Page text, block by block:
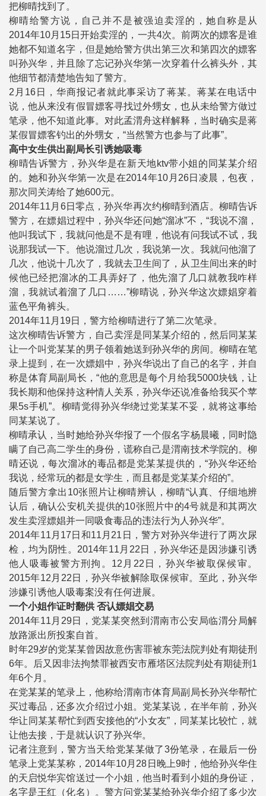
把柳晴找到了。
柳晴给警方说，自己并不是被强迫卖淫的，她自称是从
2014年10月15日开始卖淫的，一共4次。前两次的嫖客是谁
她都不知道名字，但是她给警方供出第三次和第四次的嫖客
叫孙兴华，并且除了忘记孙兴华第一次穿着什么裤头外，其
他细节都清楚地告知了警方。
2月16日，华商报记者就此事采访了蒋某。蒋某在电话中
说，他从来没有假冒嫖客寻找过外甥女，也从未给警方做过
笔录，他不知道此事。对此孟渭舟这样解释，当时确实是蒋
某假冒嫖客钓出的外甥女，“当然警方也参与了此事”。
高中女生供出副局长引诱她吸毒
柳晴告诉警方，孙兴华是在新天地ktv带小姐的同某某介绍
的。她和孙兴华第一次是在2014年10月26日凌晨，包夜，
那次同关涛给了她600元。
2014年11月6日零点，孙兴华再次约柳晴到酒店。柳晴告诉
警方，在嫖娼过程中，孙兴华还问她“溜冰”不，“我说不溜，
他叫我试下，我就问他是不是有哩，他说有问我试不试，我
说那我试一下。他说溜过几次，我说第一次。我就问他溜了
几次，他说十几次了，我就去卫生间了，从卫生间出来的时
候他已经把溜冰的工具弄好了，他先溜了几口就教我咋样
溜，我就试着溜了几口……”柳晴说，孙兴华这次嫖娼穿着
蓝色平角裤头。
2014年11月19日，警方给柳晴进行了第二次笔录。
这次柳晴告诉警方，自己卖淫是同某某介绍的，然后同某某
让一个叫党某某的男子领着她送到孙兴华的房间。柳晴在笔
录上提到，在一次嫖娼中，孙兴华说出了自己的名字，并自
称是体育局副局长，“他的意思是每个月给我5000块钱，让
我长期和他保持这种情人关系，孙兴华还说准备给我买个苹
果5s手机”。柳晴觉得孙兴华绕过党某某不妥，就将这事给
同某某说了。
柳晴承认，当时她给孙兴华报了一个假名字杨晨曦，同时隐
瞒了自己高二学生的身份，谎称自己是渭南技术学院的。柳
晴还说，每次溜冰的毒品都是党某某提供的，“孙兴华还给
我说，经常玩的都是女学生，而且都是党某某介绍的”。
随后警方拿出10张照片让柳晴辨认，柳晴“认真、仔细地辨
认后，确认公安机关提供的10张照片中的4号就是和其两次
发生卖淫嫖娼并一同吸食毒品的违法行为人孙兴华”。
2014年11月17日和11月21日，警方对孙兴华进行了两次尿
检，均为阴性。2014年11月22日，孙兴华还是因涉嫌引诱
他人吸毒被警方刑拘。12月22日，孙兴华被取保候审。
2015年12月22日，孙兴华被解除取保候审。至此，孙兴华
涉嫌引诱他人吸毒案没有任何进展。
一个小姐作证时翻供 否认嫖娼交易
2014年11月29日，党某某突然到渭南市公安局临渭分局解
放路派出所投案自首。
时年29岁的党某某曾因故意伤害罪被东莞法院判处有期徒刑
6年。后又因非法拘禁罪被西安市雁塔区法院判处有期徒刑1
年6个月。
在党某某的笔录上，他称给渭南市体育局副局长孙兴华帮忙
买过毒品，还多次介绍过小姐。党某某说，在半年前，孙兴
华让同某某帮忙到西安接他的“小女友”，同某某比较忙，就
让他去接，于是就认识了孙兴华。
记者注意到，警方当天给党某某做了3份笔录，在最后一份
笔录上党某某称，2014年10月28日晚上9时，他给孙兴华住
的天启悦华宾馆送过一个小姐，他当时看到小姐的身份证，
名字是王红（化名）。警方问党某某给孙兴华介绍了多少次